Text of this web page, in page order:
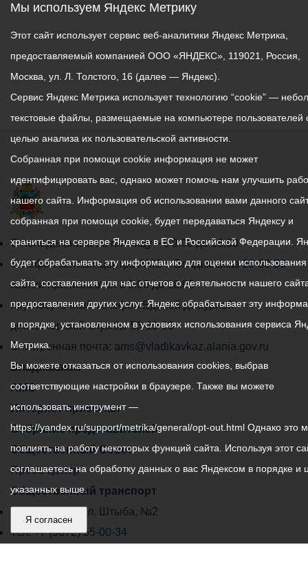
График
работы
администрации
местного
самоуправления
города
Владикавказ:
С понедельника по пятницу – с 9.00 до 18.00
Телефон контакт-центра АМС г. Владикавказ30-30-30
звонки принимаются с 9:00 до 18:00
Круглосуточный телефон Единой дежурной
диспетчерской службы53-19-19
Электронная почта: ams@vladikavkaz.alania.gov.ru
Владикавказ
АМС
Интернет приемная
Собрание представителей
Общественный Совет
Пресс-центр
Общественный транспорт
Владикавказ, пл. Штыба, №2
Тел:+7 (8672) 55-00-34
Мы используем Яндекс Метрику
Этот сайт использует сервис веб-аналитики Яндекс Метрика,
предоставляемый компанией ООО «ЯНДЕКС», 119021, Россия,
Москва, ул. Л. Толстого, 16 (далее — Яндекс).
Сервис Яндекс Метрика использует технологию “cookie” —
текстовые файлы, размещаемые на компьютере пользователей
целью анализа их пользовательской активности.
Собранная при помощи cookie информация не может
идентифицировать вас, однако может помочь нам улучшить
нашего сайта. Информация об использовании вами данного
собранная при помощи cookie, будет передаваться Яндексу и
храниться на сервере Яндекса в ЕС и Российской Федерации.
будет обрабатывать эту информацию для оценки
сайта, составления для нас отчетов о деятельности нашего
предоставления других услуг. Яндекс обрабатывает эту
в порядке, установленном в условиях использования сервиса
Метрика.
Вы можете отказаться от использования cookies, выбрав
соответствующие настройки в браузере. Также вы можете
использовать инструмент —
https://yandex.ru/support/metrika/general/opt-out.html Однако это
повлиять на работу некоторых функций сайта. Используя этот
соглашаетесь на обработку данных о вас Яндексом в порядке и
указанных выше.
Я согласен